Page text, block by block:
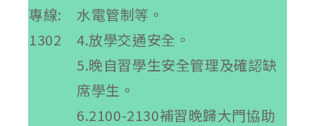
專線:
1302
水電管制等。
4.放學交通安全。
5.晚自習學生安全管理及確認缺
席學生。
6.2100-2130補習晚歸大門協助